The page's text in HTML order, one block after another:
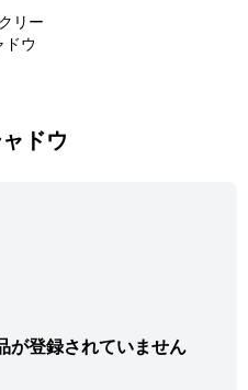
リー
ドウ
ドウ
が登録されていません